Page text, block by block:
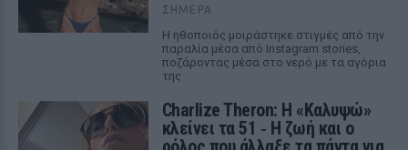
ΣΉΜΕΡΑ
Η ηθοποιός μοιράστηκε στιγμές από την
παραλία μέσα από Instagram stories,
ποζάροντας μέσα στο νερό με τα αγόρια
της
Charlize Theron: Η «Καλυψώ»
κλείνει τα 51 ‑ H ζωή και ο